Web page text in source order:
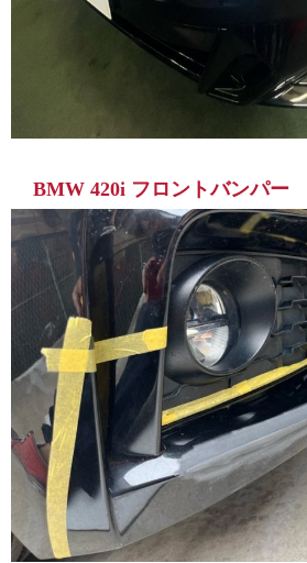
BMW 420i フロントバンパー